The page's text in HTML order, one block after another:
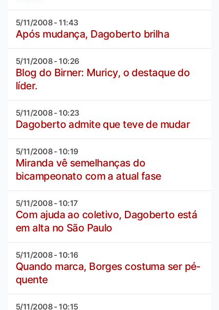
5/11/2008 - 11:43
Após mudança, Dagoberto brilha
5/11/2008 - 10:26
Blog do Birner: Muricy, o destaque do
líder.
5/11/2008 - 10:23
Dagoberto admite que teve de mudar
5/11/2008 - 10:19
Miranda vê semelhanças do
bicampeonato com a atual fase
5/11/2008 - 10:17
Com ajuda ao coletivo, Dagoberto está
em alta no São Paulo
5/11/2008 - 10:16
Quando marca, Borges costuma ser pé-
quente
5/11/2008 - 10:15